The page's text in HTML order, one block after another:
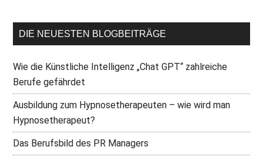
DIE NEUESTEN BLOGBEITRÄGE
Wie die Künstliche Intelligenz „Chat GPT“ zahlreiche
Berufe gefährdet
Ausbildung zum Hypnosetherapeuten – wie wird man
Hypnosetherapeut?
Das Berufsbild des PR Managers